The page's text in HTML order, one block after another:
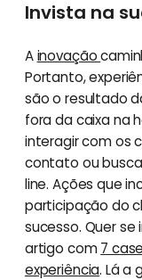
Invista na
Ainovação
Portanto,
são o resultado
fora da caixa na
interagir com os
contato ou
line. Ações que
participação do
sucesso. Quer se
artigo com7
experiência. Lá a